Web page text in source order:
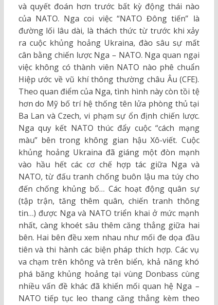
và quyết đoán hơn trước bất kỳ động thái nào
của NATO. Nga coi việc “NATO Đông tiến” là
đường lối lâu dài, là thách thức từ trước khi xảy
ra cuộc khủng hoảng Ukraina, đào sâu sự mất
cân bằng chiến lược Nga – NATO. Nga quan ngại
việc không có thành viên NATO nào phê chuẩn
Hiệp ước về vũ khí thông thường châu Âu (CFE).
Theo quan điểm của Nga, tình hình này còn tồi tệ
hơn do Mỹ bố trí hệ thống tên lửa phòng thủ tại
Ba Lan và Czech, vi phạm sự ổn định chiến lược.
Nga quy kết NATO thúc đẩy cuộc “cách mạng
màu” bên trong không gian hậu Xô-viết. Cuộc
khủng hoảng Ukraina đã giáng một đòn mạnh
vào hầu hết các cơ chế hợp tác giữa Nga và
NATO, từ đấu tranh chống buôn lậu ma túy cho
đến chống khủng bố… Các hoạt động quân sự
(tập trận, tăng thêm quân, chiến tranh thông
tin…) được Nga và NATO triển khai ở mức mạnh
nhất, càng khoét sâu thêm căng thẳng giữa hai
bên. Hai bên đều xem nhau như mối đe dọa đầu
tiên và thi hành các biện pháp thích hợp. Các vụ
va chạm trên không và trên biển, khả năng khó
phá băng khủng hoảng tại vùng Donbass cùng
nhiều vấn đề khác đã khiến mối quan hệ Nga –
NATO tiếp tục leo thang căng thẳng kèm theo